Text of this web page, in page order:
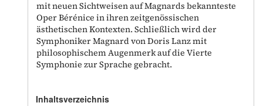
mit neuen Sichtweisen auf Magnards bekannteste
Oper Bérénice in ihren zeitgenössischen
ästhetischen Kontexten. Schließlich wird der
Symphoniker Magnard von Doris Lanz mit
philosophischem Augenmerk auf die Vierte
Symphonie zur Sprache gebracht.
Inhaltsverzeichnis